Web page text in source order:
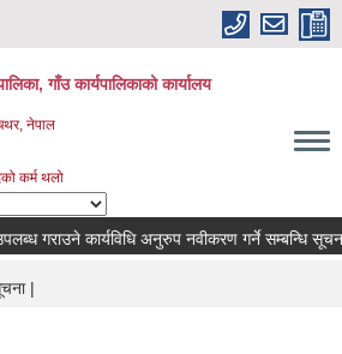
गाँउ कार्यपालिकाको कार्यालय
नेपाल
कर्म थलो
गराउने कार्यविधि अनुरुप नवीकरण गर्ने सम्बन्धि सूचना |
|